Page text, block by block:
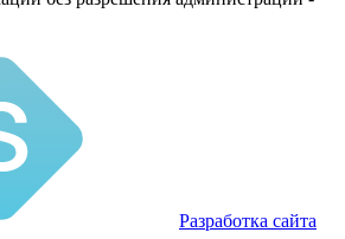
Разработка сайта